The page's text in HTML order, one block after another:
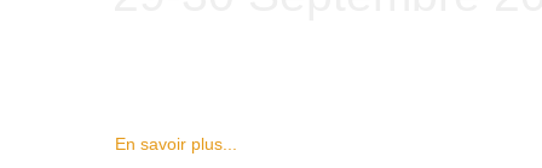
En savoir plus...